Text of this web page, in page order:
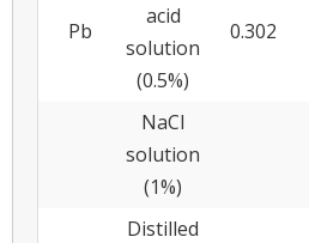
Pb
acid
solution
(0.5%)
0.302
NaCl
solution
(1%)
Distilled